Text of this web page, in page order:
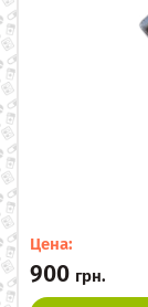
Цена:
900 грн.